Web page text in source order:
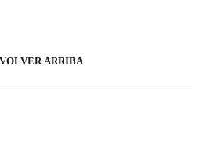
VOLVER ARRIBA